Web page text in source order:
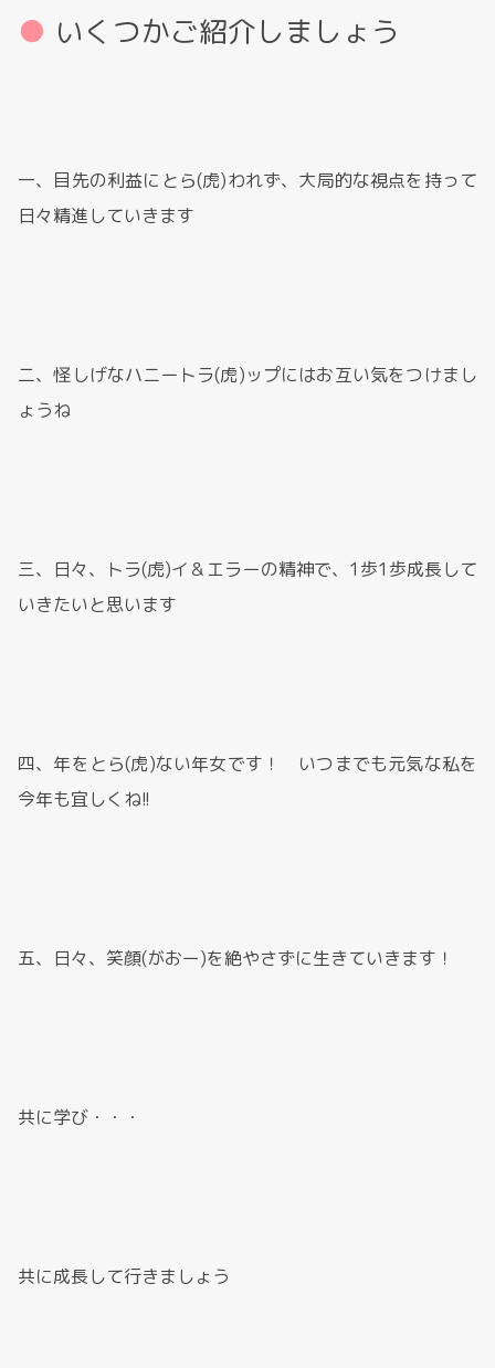
いくつかご紹介しましょう
一、目先の利益にとら(虎)われず、大局的な視点を持って
日々精進していきます
二、怪しげなハニートラ(虎)ップにはお互い気をつけまし
ょうね
三、日々、トラ(虎)イ＆エラーの精神で、1歩1歩成長して
いきたいと思います
四、年をとら(虎)ない年女です！ いつまでも元気な私を
今年も宜しくね!!
五、日々、笑顔(がおー)を絶やさずに生きていきます！
共に学び・・・
共に成長して行きましょう